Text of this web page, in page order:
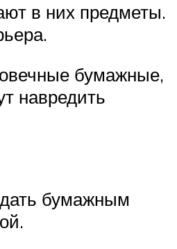
в них предметы.
бумажные,
навредить
бумажным